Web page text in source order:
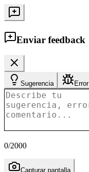
Enviar feedback
Sugerencia Error
0/2000
Capturar pantalla